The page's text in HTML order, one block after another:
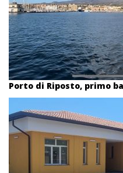
Porto di Riposto, primo